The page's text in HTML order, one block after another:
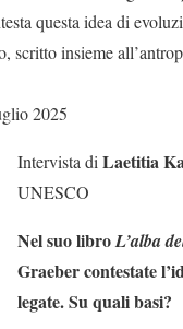
questa idea di
scritto insieme
2025
Intervista di Laetitia
UNESCO
Nel suo libroL’alba
Graeber contestate
legate. Su quali basi?